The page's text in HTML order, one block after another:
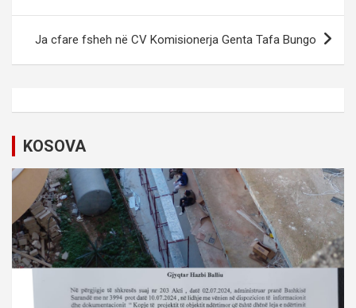
s
n
v
i
g
a
t
i
o
Ja cfare fsheh në CV Komisionerja Genta Tafa Bungo
KOSOVA